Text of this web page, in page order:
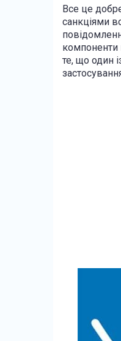
Все це
санкціями
компоненти
те, що один